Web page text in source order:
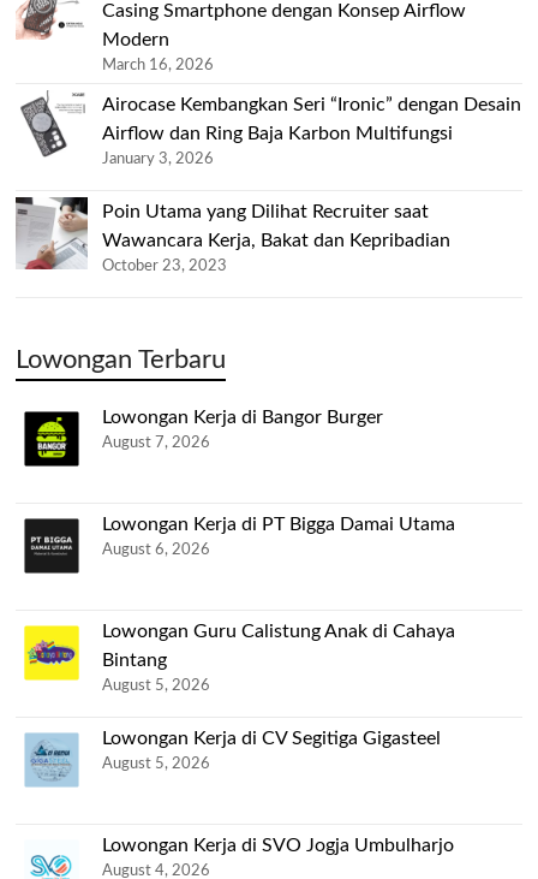
Casing Smartphone dengan Konsep Airflow
Modern
March 16, 2026
Airocase Kembangkan Seri “Ironic” dengan Desain
Airflow dan Ring Baja Karbon Multifungsi
January 3, 2026
Poin Utama yang Dilihat Recruiter saat
Wawancara Kerja, Bakat dan Kepribadian
October 23, 2023
Lowongan Terbaru
Lowongan Kerja di Bangor Burger
August 7, 2026
Lowongan Kerja di PT Bigga Damai Utama
August 6, 2026
Lowongan Guru Calistung Anak di Cahaya
Bintang
August 5, 2026
Lowongan Kerja di CV Segitiga Gigasteel
August 5, 2026
Lowongan Kerja di SVO Jogja Umbulharjo
August 4, 2026